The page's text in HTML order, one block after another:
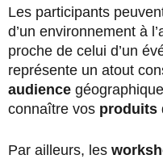
Les participants
d’un environnement à
proche de celui d’un
représente un atout
audience
connaître vos produits
Par ailleurs, les